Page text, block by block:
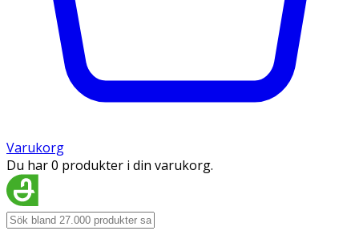
Varukorg
Du har 0 produkter i din varukorg.